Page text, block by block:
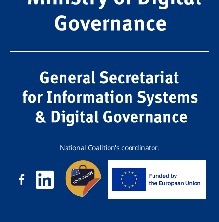
National Coalition's coordinator.